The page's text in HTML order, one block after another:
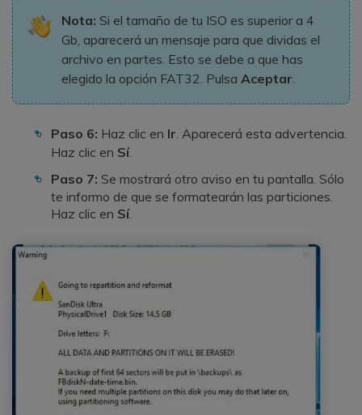
Nota: Si el tamaño de tu ISO es superior a 4
Gb, aparecerá un mensaje para que dividas el
archivo en partes. Esto se debe a que has
elegido la opción FAT32. Pulsa Aceptar
Paso 6: Haz clic en Ir. Aparecerá esta advertencia.
Haz clic en Sí.
Paso 7: Se mostrará otro aviso en tu pantalla. Sólo
te informo de que se formatearán las particiones.
Haz clic en Sí.